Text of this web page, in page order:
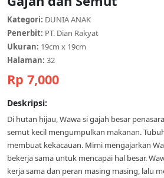
Kategori: DUNIA ANAK
Penerbit: PT. Dian Rakyat
Ukuran: 19cm x 19cm
Halaman: 32
Rp 7,000
Deskripsi:
Di hutan hijau, Wawa si gajah besar
semut kecil mengumpulkan makanan.
membuat kekacauan. Mimi mengajarkan
bekerja sama untuk mencapai hal besar.
kerja sama dan peran masing masing, lalu